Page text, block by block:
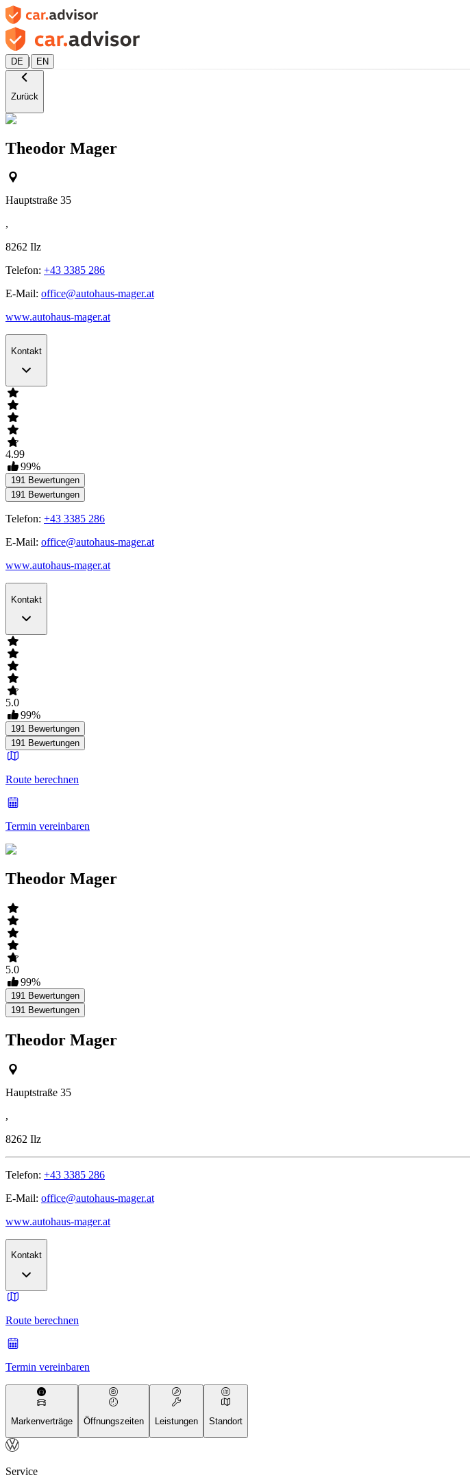
DE | EN
Zurück
Theodor Mager
Hauptstraße 35
,
8262 Ilz
Telefon: +43 3385 286
E-Mail: office@autohaus-mager.at
www.autohaus-mager.at
Kontakt
4.99
99%
191 Bewertungen
191 Bewertungen
Telefon: +43 3385 286
E-Mail: office@autohaus-mager.at
www.autohaus-mager.at
Kontakt
5.0
99%
191 Bewertungen
191 Bewertungen
Route berechnen
Termin vereinbaren
Theodor Mager
5.0
99%
191 Bewertungen
191 Bewertungen
Theodor Mager
Hauptstraße 35
,
8262 Ilz
Telefon: +43 3385 286
E-Mail: office@autohaus-mager.at
www.autohaus-mager.at
Kontakt
Route berechnen
Termin vereinbaren
Markenverträge Öffnungszeiten Leistungen Standort
Service